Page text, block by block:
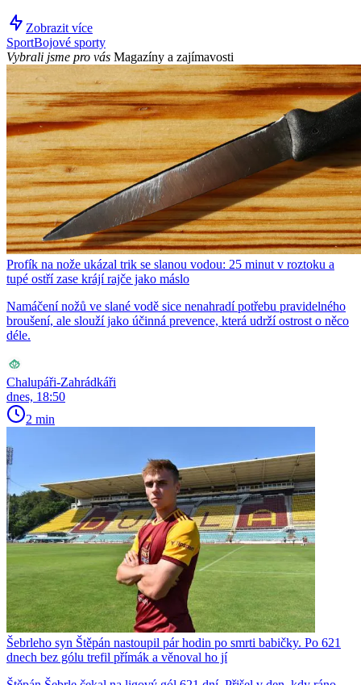
Zobrazit více
SportBojové sporty
Vybrali jsme pro vás Magazíny a zajímavosti
Profík na nože ukázal trik se slanou vodou: 25 minut v roztoku a
tupé ostří zase krájí rajče jako máslo
Namáčení nožů ve slané vodě sice nenahradí potřebu pravidelného
broušení, ale slouží jako účinná prevence, která udrží ostrost o něco
déle.
Chalupáři-Zahrádkáři
dnes, 18:50
2 min
Šebrleho syn Štěpán nastoupil pár hodin po smrti babičky. Po 621
dnech bez gólu trefil přímák a věnoval ho jí